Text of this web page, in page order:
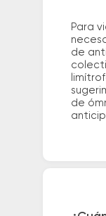
Para
de
de